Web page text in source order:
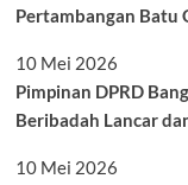
Pertambangan Batu
10 Mei 2026
Pimpinan DPRD
Beribadah Lancar
10 Mei 2026